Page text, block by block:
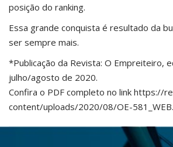
posição do ranking.
Essa grande conquista é resultado da
ser sempre mais.
*Publicação da Revista: O Empreiteiro,
julho/agosto de 2020.
Confira o PDF completo no link https://
content/uploads/2020/08/OE-